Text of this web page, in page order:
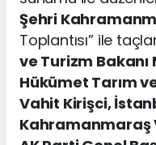
Şehri
Toplantısı” ile
ve Turizm Bakanı
Hükümet Tarım
Vahit Kirişci,
Kahramanmaraş